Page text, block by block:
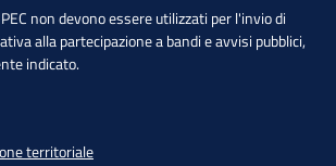
non devono essere utilizzati per l'invio di
alla partecipazione a bandi e avvisi pubblici,
indicato.
territoriale